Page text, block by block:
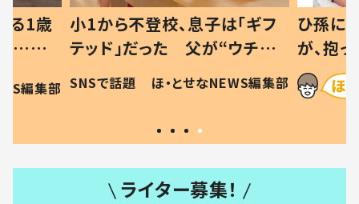
る1歳
…母
現行
編集部
小1から不登校、息子は「ギフ
テッド」だった 父が“ウチ給
食”を作り続ける理由とは #令
和の親 #令和の子
SNSで話題 ほ・とせなNEWS編集部
ひ孫に
が、抱
に「涙
方ない」
ライター募集！